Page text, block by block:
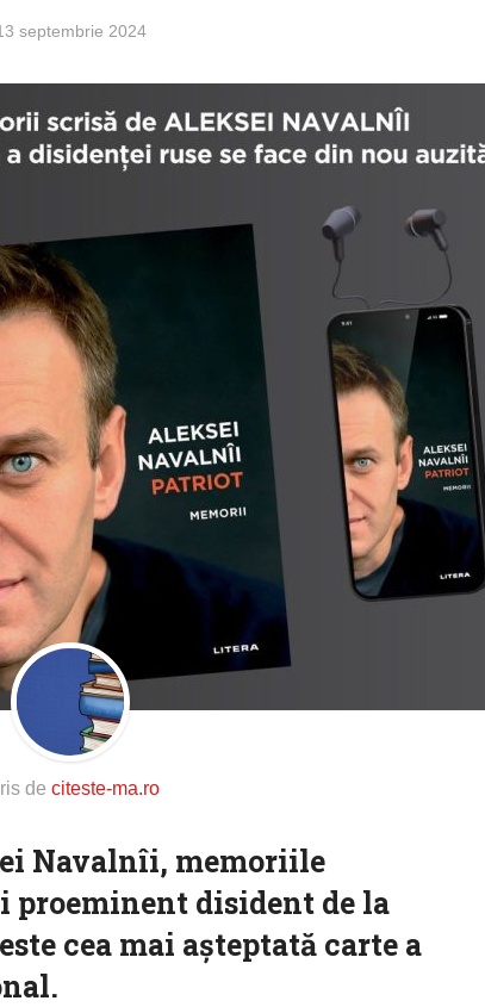
septembrie 2024
de citeste-ma.ro
Navalnîi, memoriile
proeminent disident de la
cea mai așteptată carte a